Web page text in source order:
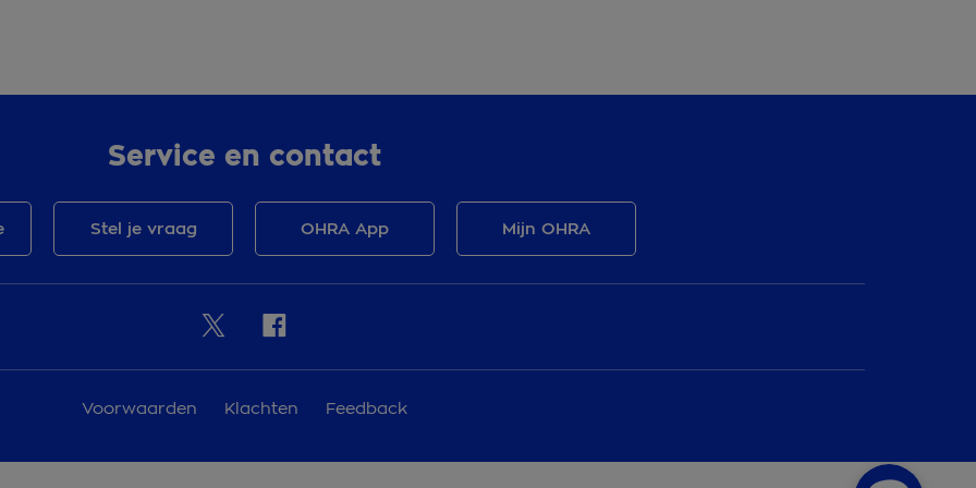
Service en contact
Stel je vraag OHRA App Mijn OHRA
Voorwaarden Klachten Feedback